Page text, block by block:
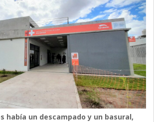
había un descampado y un basural,